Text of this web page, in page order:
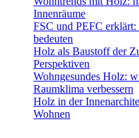
Innenräume
FSC und PEFC
bedeuten
Holz als Baustoff der
Perspektiven
Wohngesundes Holz:
Raumklima verbessern
Holz in der
Wohnen